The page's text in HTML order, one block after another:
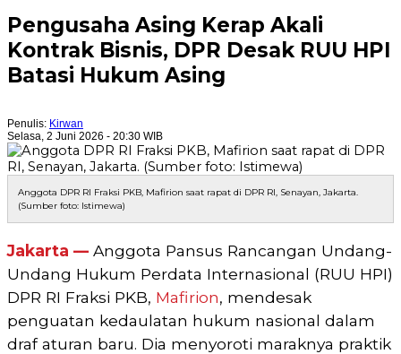
Pengusaha Asing Kerap Akali
Kontrak Bisnis, DPR Desak RUU HPI
Batasi Hukum Asing
Penulis: Kirwan
Selasa, 2 Juni 2026 - 20:30 WIB
Anggota DPR RI Fraksi PKB, Mafirion saat rapat di DPR RI, Senayan, Jakarta.
(Sumber foto: Istimewa)
Jakarta — Anggota Pansus Rancangan Undang-
Undang Hukum Perdata Internasional (RUU HPI)
DPR RI Fraksi PKB, Mafirion, mendesak
penguatan kedaulatan hukum nasional dalam
draf aturan baru. Dia menyoroti maraknya praktik